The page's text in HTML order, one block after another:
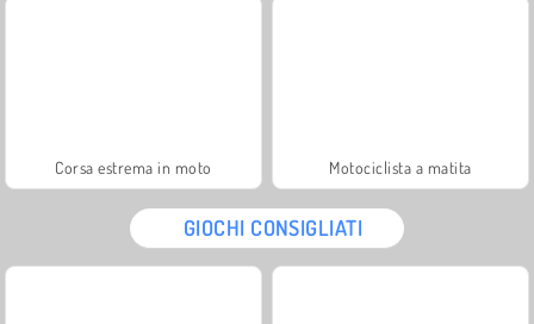
Corsa estrema in moto Motociclista a matita
GIOCHI CONSIGLIATI